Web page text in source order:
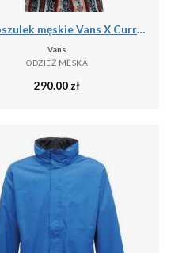
Podkoszulek męskie Vans X Curren X Knost
Vans
ODZIEŻ MĘSKA
290.00 zł